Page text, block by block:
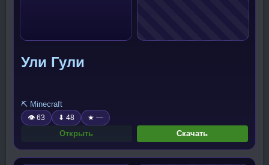
Ули Гули
⛏️ Minecraft
👁 63 ⬇ 48 ★ —
Открыть Скачать